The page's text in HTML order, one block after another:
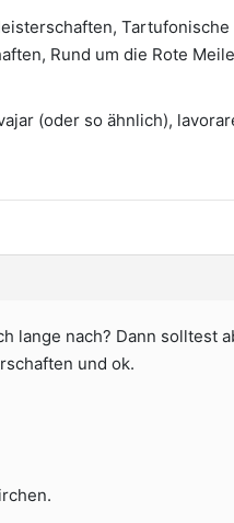
Rund um die Rote
(oder so ähnlich),
lange nach? Dann solltest
und ok.